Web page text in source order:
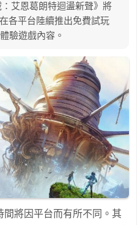
艾恩葛朗特迴盪新聲》將
各平台陸續推出免費試玩
驗遊戲內容。
將因平台而有所不同。其